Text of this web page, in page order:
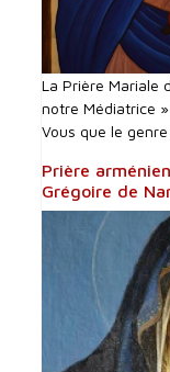
La Prière Mariale
notre Médiatrice
Vous que le
Prière
Grégoire de